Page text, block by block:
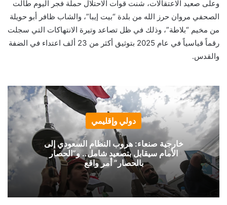
وعلى صعيد الاعتقالات، شنت قوات الاحتلال حملة فجر اليوم طالت
الصحفي مروان حرز الله من بلدة “بيت إيبا”، والشاب ظافر أبو حويلة
من مخيم “بلاطة”، وذلك في ظل تصاعد وتيرة الانتهاكات التي سجلت
رقماً قياسياً في عام 2025 بتوثيق أكثر من 23 ألف اعتداء في الضفة
والقدس.
دولي وإقليمي
خارجية صنعاء: هروب النظام السعودي إلى
الأمام سيقابل بتصعيد شامل.. و”الحصار
بالحصار” أمر واقع